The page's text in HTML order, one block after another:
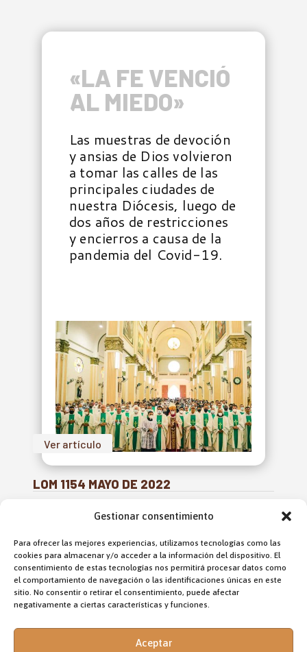
Gestionar consentimiento
Para ofrecer las mejores experiencias, utilizamos tecnologías como las
cookies para almacenar y/o acceder a la información del dispositivo. El
consentimiento de estas tecnologías nos permitirá procesar datos como
el comportamiento de navegación o las identificaciones únicas en este
sitio. No consentir o retirar el consentimiento, puede afectar
negativamente a ciertas características y funciones.
Aceptar
«LA FE VENCIÓ
AL MIEDO»
Las muestras de devoción
y ansias de Dios volvieron
a tomar las calles de las
principales ciudades de
nuestra Diócesis, luego de
dos años de restricciones
y encierros a causa de la
pandemia del Covid-19.
Ver artículo
LOM 1154 MAYO DE 2022
GRACIAS
DESDE